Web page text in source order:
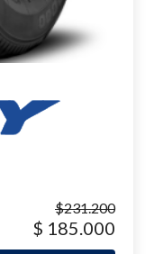
$231.200
$ 185.000